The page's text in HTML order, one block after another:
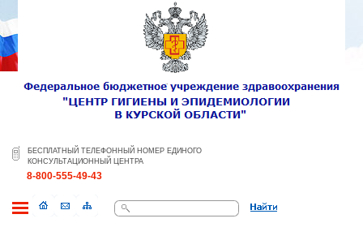
Поиск
БЕСПЛАТНЫЙ ТЕЛЕФОННЫЙ НОМЕР ЕДИНОГО
КОНСУЛЬТАЦИОННЫЙ ЦЕНТРА
8-800-555-49-43